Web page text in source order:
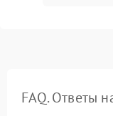
FAQ. Ответы